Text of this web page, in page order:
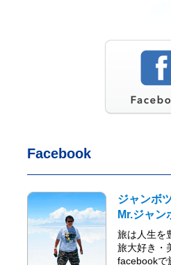
Facebook
ジャンボ
Mr.ジャン
旅は人生を
旅大好き・
facebookで